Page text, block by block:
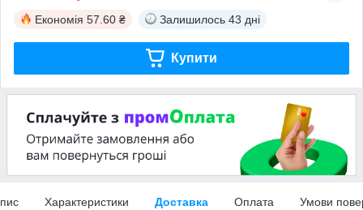
Економія 57.60 ₴ Залишилось 43 дні
Купити
Характеристики Доставка Оплата Умови